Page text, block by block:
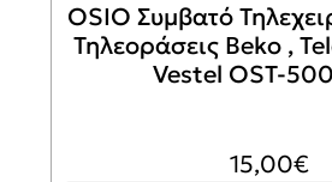
OSIO Συμβατό
Τηλεοράσεις Beko ,
Vestel OST-
15,00€